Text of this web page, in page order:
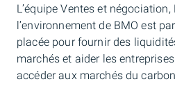
L’équipe Ventes et
l’environnement de BMO est
placée pour fournir des
marchés et aider les
accéder aux marchés du